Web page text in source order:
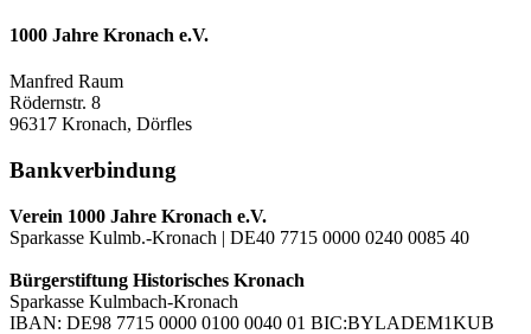
1000 Jahre Kronach e.V.
Manfred Raum
Rödernstr. 8
96317 Kronach, Dörfles
Bankverbindung
Verein 1000 Jahre Kronach e.V.
Sparkasse Kulmb.-Kronach | DE40 7715 0000 0240 0085 40
Bürgerstiftung Historisches Kronach
Sparkasse Kulmbach-Kronach
IBAN: DE98 7715 0000 0100 0040 01 BIC:BYLADEM1KUB